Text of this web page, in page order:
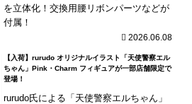
を立体化！交換用腰リボンパーツなどが
付属！
2026.06.08
【入荷】rurudo オリジナルイラスト「天使警察エル
ちゃん」Pink・Charm フィギュアが一部店舗限定で
登場！
rurudo氏による「天使警察エルちゃん」